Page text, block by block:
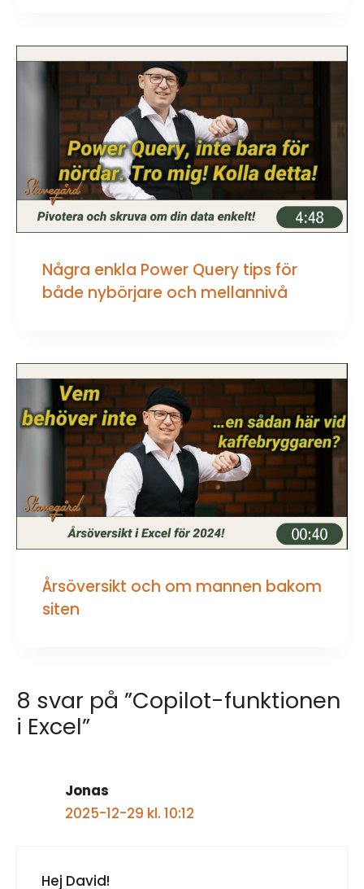
Några enkla Power Query tips för
både nybörjare och mellannivå
Årsöversikt och om mannen bakom
siten
8 svar på ”Copilot-funktionen
i Excel”
Jonas
2025-12-29 kl. 10:12
Hej David!